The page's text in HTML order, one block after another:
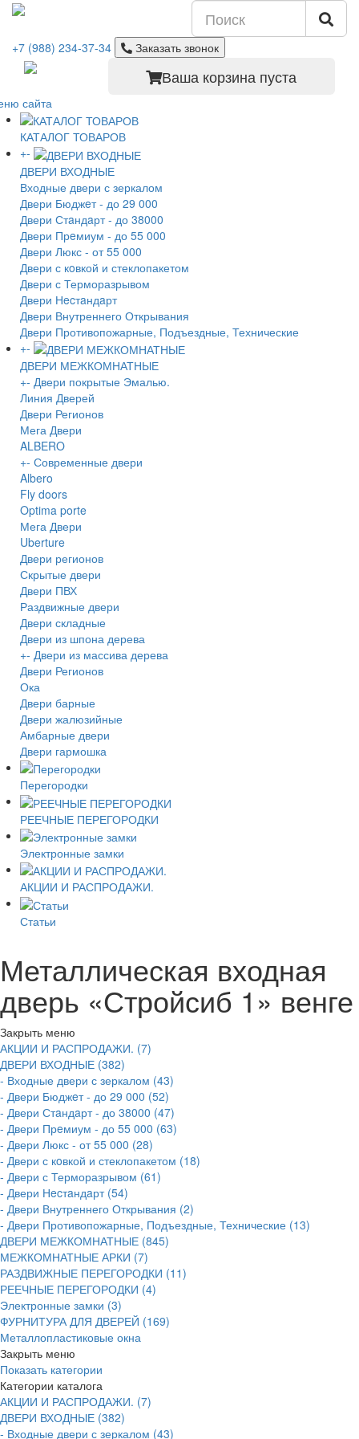
+7 (988) 234-37-34 Заказать звонок
Ваша корзина пуста
сайта
КАТАЛОГ ТОВАРОВ
+-
ДВЕРИ ВХОДНЫЕ
Входные двери с зеркалом
Двери Бюджeт - до 29 000
Двери Стaндaрт - до 38000
Двери Прeмиум - до 55 000
Двери Люкс - от 55 000
Двери с кoвкой и стеклопакетом
Двери с Терморазрывом
Двери Нecтaндaрт
Двери Внутреннего Открывания
Двери Противопожарные, Подъездные, Технические
+-
ДВЕРИ МЕЖКОМНАТНЫЕ
+- Двери покрытые Эмалью.
Линия Дверей
Двери Регионов
Мега Двери
ALBERO
+- Современные двери
Albero
Fly doors
Optima porte
Мега Двери
Uberture
Двери регионов
Скрытые двери
Двери ПВХ
Раздвижные двери
Двери складные
Двери из шпона дерева
+- Двери из массива дерева
Двери Регионов
Ока
Двери барные
Двери жалюзийные
Амбарные двери
Двери гармошка
Перегородки
РЕЕЧНЫЕ ПЕРЕГОРОДКИ
Электронные замки
АКЦИИ И РАСПРОДАЖИ.
Статьи
Металлическая входная
дверь «Стройсиб 1» венге
Закрыть меню
АКЦИИ И РАСПРОДАЖИ. (7)
ДВЕРИ ВХОДНЫЕ (382)
- Входные двери с зеркалом (43)
- Двери Бюджeт - до 29 000 (52)
- Двери Стaндaрт - до 38000 (47)
- Двери Прeмиум - до 55 000 (63)
- Двери Люкс - от 55 000 (28)
- Двери с кoвкой и стеклопакетом (18)
- Двери с Терморазрывом (61)
- Двери Нecтaндaрт (54)
- Двери Внутреннего Открывания (2)
- Двери Противопожарные, Подъездные, Технические (13)
ДВЕРИ МЕЖКОМНАТНЫЕ (845)
МЕЖКОМНАТНЫЕ АРКИ (7)
РАЗДВИЖНЫЕ ПЕРЕГОРОДКИ (11)
РЕЕЧНЫЕ ПЕРЕГОРОДКИ (4)
Электронные замки (3)
ФУРНИТУРА ДЛЯ ДВЕРЕЙ (169)
Металлопластиковые окна
Закрыть меню
Показать категории
Категории каталога
АКЦИИ И РАСПРОДАЖИ. (7)
ДВЕРИ ВХОДНЫЕ (382)
- Входные двери с зеркалом (43)